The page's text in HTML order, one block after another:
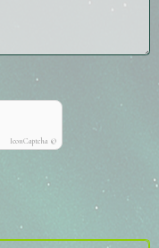
IconCaptcha ©